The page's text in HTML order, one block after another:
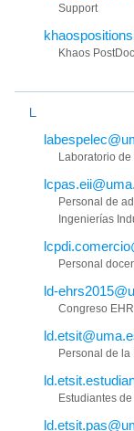
Support
Khaos
L
Laboratorio
Personal de
Ingenierías
Personal
ld-
Congreso
Personal de la
Estudiantes